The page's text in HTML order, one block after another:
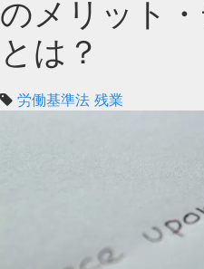
のメリット
とは？
労働基準法 残業